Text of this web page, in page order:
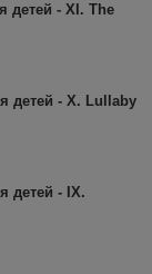
детей - XI. The
детей - X. Lullaby
детей - IX.